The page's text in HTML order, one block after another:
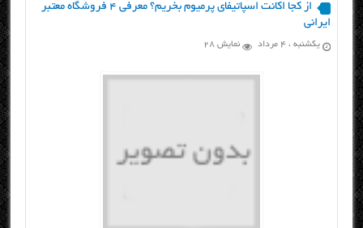
از کجا اکانت اسپاتیفای پرمیوم بخریم؟ معرفی ۴ فروشگاه معتبر
ایرانی
یکشنبه ، ۴ مرداد نمایش 28